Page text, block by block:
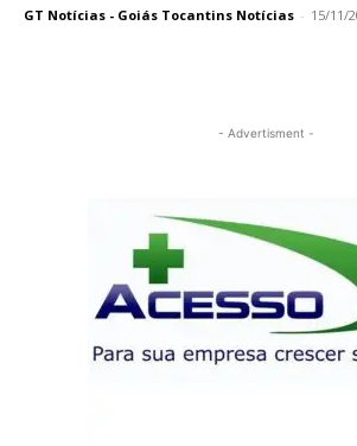
GT Notícias - Goiás Tocantins Notícias - 15/11/
- Advertisment -